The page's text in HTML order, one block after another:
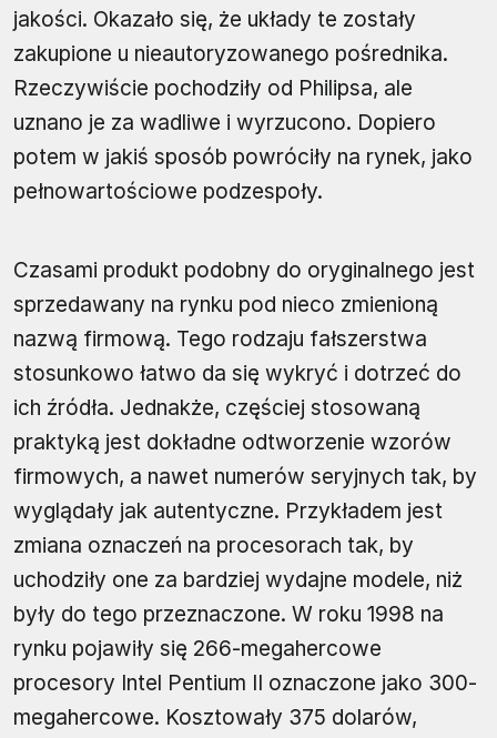
jakości. Okazało się, że układy te zostały
zakupione u nieautoryzowanego pośrednika.
Rzeczywiście pochodziły od Philipsa, ale
uznano je za wadliwe i wyrzucono. Dopiero
potem w jakiś sposób powróciły na rynek, jako
pełnowartościowe podzespoły.
Czasami produkt podobny do oryginalnego jest
sprzedawany na rynku pod nieco zmienioną
nazwą firmową. Tego rodzaju fałszerstwa
stosunkowo łatwo da się wykryć i dotrzeć do
ich źródła. Jednakże, częściej stosowaną
praktyką jest dokładne odtworzenie wzorów
firmowych, a nawet numerów seryjnych tak, by
wyglądały jak autentyczne. Przykładem jest
zmiana oznaczeń na procesorach tak, by
uchodziły one za bardziej wydajne modele, niż
były do tego przeznaczone. W roku 1998 na
rynku pojawiły się 266-megahercowe
procesory Intel Pentium II oznaczone jako 300-
megahercowe. Kosztowały 375 dolarów,